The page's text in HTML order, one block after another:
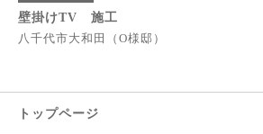
壁掛けTV 施工
八千代市大和田（O様邸）
トップページ